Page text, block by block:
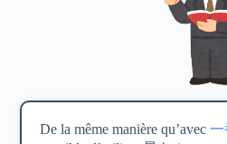
De la même manière qu’avec一